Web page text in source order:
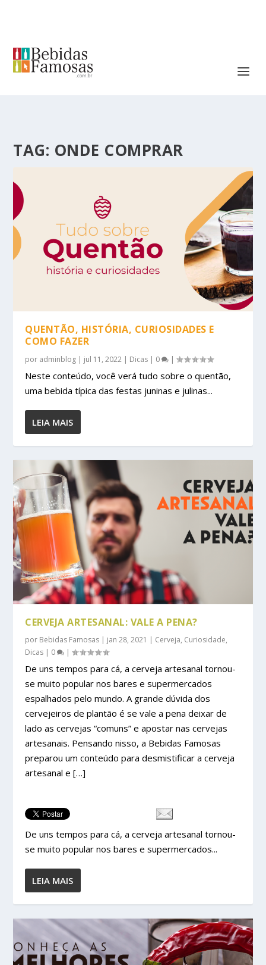
TAG: ONDE COMPRAR
QUENTÃO, HISTÓRIA, CURIOSIDADES E
COMO FAZER
por adminblog | jul 11, 2022 | Dicas | 0 |
Neste conteúdo, você verá tudo sobre o quentão,
uma bebida típica das festas juninas e julinas...
LEIA MAIS
CERVEJA ARTESANAL: VALE A PENA?
por Bebidas Famosas | jan 28, 2021 | Cerveja, Curiosidade,
Dicas | 0 |
De uns tempos para cá, a cerveja artesanal tornou-
se muito popular nos bares e supermercados
espalhados pelo mundo. A grande dúvida dos
cervejeiros de plantão é se vale a pena deixar de
lado as cervejas “comuns” e apostar nas cervejas
artesanais. Pensando nisso, a Bebidas Famosas
preparou um conteúdo para desmistificar a cerveja
artesanal e […]
De uns tempos para cá, a cerveja artesanal tornou-
se muito popular nos bares e supermercados...
LEIA MAIS